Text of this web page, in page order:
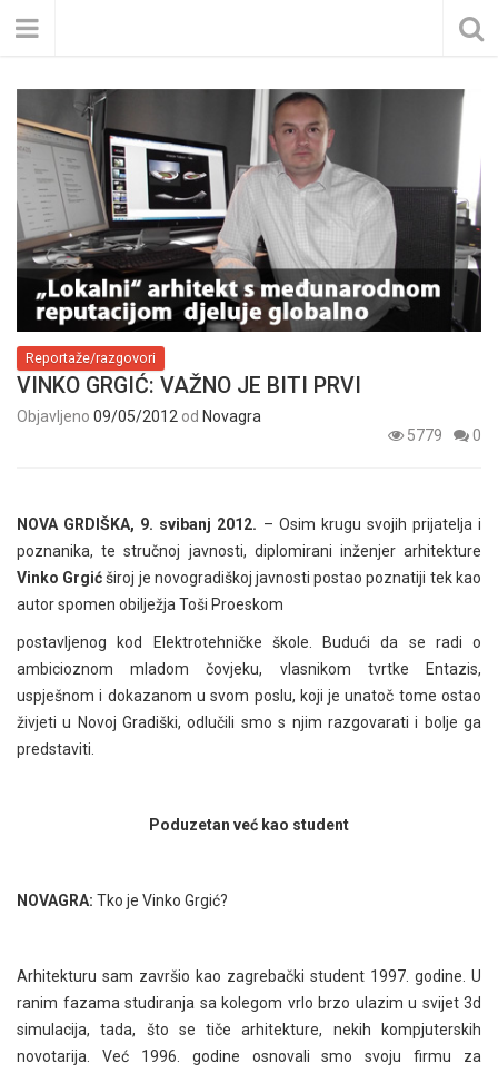
Reportaže/razgovori
VINKO GRGIĆ: VAŽNO JE BITI PRVI
Objavljeno 09/05/2012 od Novagra
5779
0
NOVA GRDIŠKA, 9. svibanj 2012. – Osim krugu svojih prijatelja i
poznanika, te stručnoj javnosti, diplomirani inženjer arhitekture
Vinko Grgićširoj je novogradiškoj javnosti postao poznatiji tek kao
autor spomen obilježja Toši Proeskom
postavljenog kod Elektrotehničke škole. Budući da se radi o
ambicioznom mladom čovjeku, vlasnikom tvrtke Entazis,
uspješnom i dokazanom u svom poslu, koji je unatoč tome ostao
živjeti u Novoj Gradiški, odlučili smo s njim razgovarati i bolje ga
predstaviti.
Poduzetan već kao student
NOVAGRA: Tko je Vinko Grgić?
Arhitekturu sam završio kao zagrebački student 1997. godine. U
ranim fazama studiranja sa kolegom vrlo brzo ulazim u svijet 3d
simulacija, tada, što se tiče arhitekture, nekih kompjuterskih
novotarija. Već 1996. godine osnovali smo svoju firmu za